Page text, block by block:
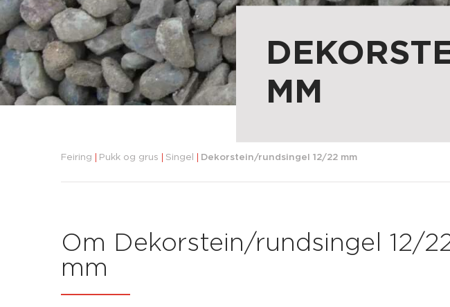
MM
Feiring Pukk og grus Singel Dekorstein/rundsingel 12/22 mm
Om Dekorstein/rundsingel 12/
mm